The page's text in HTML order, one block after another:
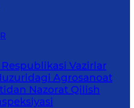
Respublikasi Vazirlar
Agrosanoat
Nazorat Qilish